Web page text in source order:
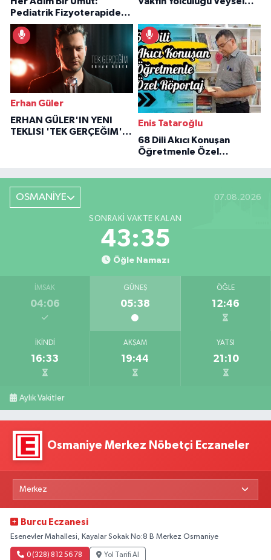
Pediatrik Fizyoterapiden
İlham Veren Hikâyeler
Erhan Güler
ERHAN GÜLER'IN YENI
TEKLISI 'TEK GERÇEĞIM'LE
Enis Tataroğlu
68 Dili Akıcı Konuşan
Öğretmenle Özel
OSMANİYE 07.08.2026
SONRAKI VAKTE KALAN
43:34
Öğle Namazı
İMSAK
04:06
GÜNEŞ
05:38
ÖĞLE
12:46
İKINDI
16:33
AKŞAM
19:44
YATSI
21:10
Aylık Vakitler
Osmaniye Merkez Nöbetçi Eczaneler
Burcu Eczanesi
Esenevler Mahallesi, Kayalar Sokak No:8 B Merkez Osmaniye
0 (328) 812 56 78 Yol Tarifi Al